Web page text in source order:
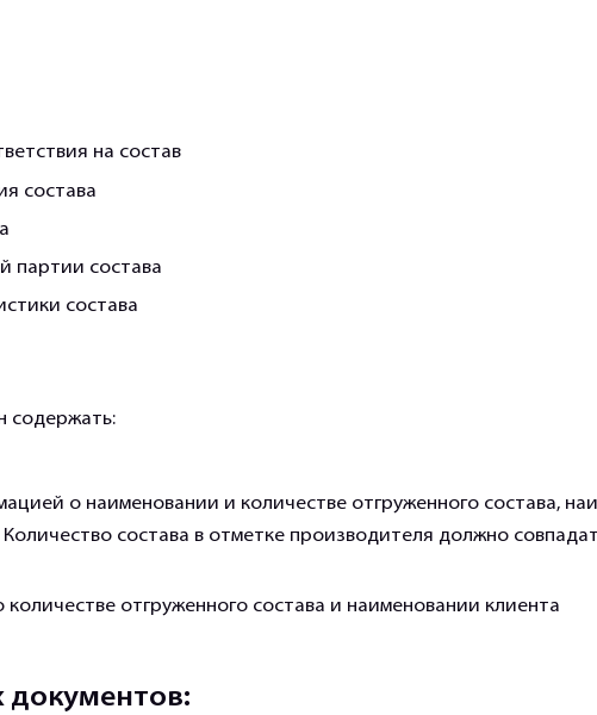
на состав
состава
партии состава
состава
содержать:
о наименовании и количестве отгруженного состава,
состава в отметке производителя должно
отгруженного состава и наименовании клиента